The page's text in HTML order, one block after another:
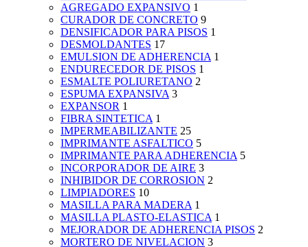
AGREGADO EXPANSIVO 1
CURADOR DE CONCRETO 9
DENSIFICADOR PARA PISOS 1
DESMOLDANTES 17
EMULSION DE ADHERENCIA 1
ENDURECEDOR DE PISOS 1
ESMALTE POLIURETANO 2
ESPUMA EXPANSIVA 3
EXPANSOR 1
FIBRA SINTETICA 1
IMPERMEABILIZANTE 25
IMPRIMANTE ASFALTICO 5
IMPRIMANTE PARA ADHERENCIA 5
INCORPORADOR DE AIRE 3
INHIBIDOR DE CORROSION 2
LIMPIADORES 10
MASILLA PARA MADERA 1
MASILLA PLASTO-ELASTICA 1
MEJORADOR DE ADHERENCIA PISOS 2
MORTERO DE NIVELACION 3